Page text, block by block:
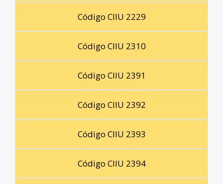
Código CIIU 2229
Código CIIU 2310
Código CIIU 2391
Código CIIU 2392
Código CIIU 2393
Código CIIU 2394